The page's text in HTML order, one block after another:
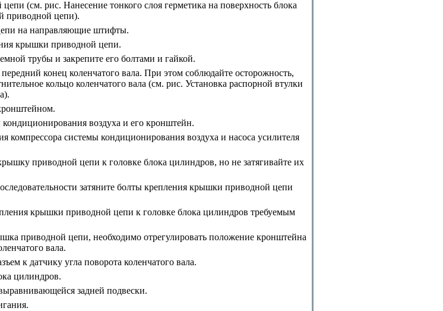
цепи (см. рис. Нанесение тонкого слоя герметика на поверхность блока
приводной цепи).
на направляющие штифты.
крышки приводной цепи.
трубы и закрепите его болтами и гайкой.
конец коленчатого вала. При этом соблюдайте осторожность,
кольцо коленчатого вала (см. рис. Установка распорной втулки
).
воздуха и его кронштейн.
компрессора системы кондиционирования воздуха и насоса усилителя
приводной цепи к головке блока цилиндров, но не затягивайте их
затяните болты крепления крышки приводной цепи
крышки приводной цепи к головке блока цилиндров требуемым
приводной цепи, необходимо отрегулировать положение кронштейна
вала.
к датчику угла поворота коленчатого вала.
цилиндров.
задней подвески.